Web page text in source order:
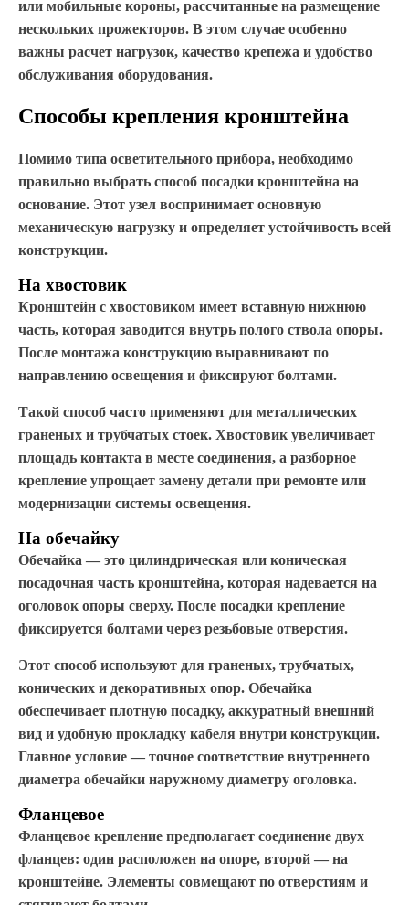
или мобильные короны, рассчитанные на размещение
нескольких прожекторов. В этом случае особенно
важны расчет нагрузок, качество крепежа и удобство
обслуживания оборудования.
Способы крепления кронштейна
Помимо типа осветительного прибора, необходимо
правильно выбрать способ посадки кронштейна на
основание. Этот узел воспринимает основную
механическую нагрузку и определяет устойчивость всей
конструкции.
На хвостовик
Кронштейн с хвостовиком имеет вставную нижнюю
часть, которая заводится внутрь полого ствола опоры.
После монтажа конструкцию выравнивают по
направлению освещения и фиксируют болтами.
Такой способ часто применяют для металлических
граненых и трубчатых стоек. Хвостовик увеличивает
площадь контакта в месте соединения, а разборное
крепление упрощает замену детали при ремонте или
модернизации системы освещения.
На обечайку
Обечайка — это цилиндрическая или коническая
посадочная часть кронштейна, которая надевается на
оголовок опоры сверху. После посадки крепление
фиксируется болтами через резьбовые отверстия.
Этот способ используют для граненых, трубчатых,
конических и декоративных опор. Обечайка
обеспечивает плотную посадку, аккуратный внешний
вид и удобную прокладку кабеля внутри конструкции.
Главное условие — точное соответствие внутреннего
диаметра обечайки наружному диаметру оголовка.
Фланцевое
Фланцевое крепление предполагает соединение двух
фланцев: один расположен на опоре, второй — на
кронштейне. Элементы совмещают по отверстиям и